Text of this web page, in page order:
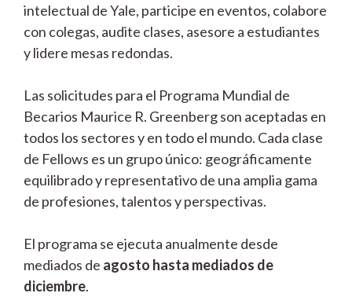
intelectual de Yale, participe en eventos, colabore
con colegas, audite clases, asesore a estudiantes
y lidere mesas redondas.
Las solicitudes para el Programa Mundial de
Becarios Maurice R. Greenberg son aceptadas en
todos los sectores y en todo el mundo. Cada clase
de Fellows es un grupo único: geográficamente
equilibrado y representativo de una amplia gama
de profesiones, talentos y perspectivas.
El programa se ejecuta anualmente desde
mediados de agosto hasta mediados de
diciembre.